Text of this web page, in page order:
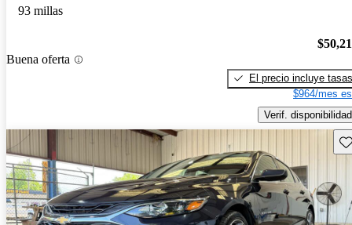
93 millas
Buena oferta
El precio incluye tasas
$964/mes
Verif. disponibilidad